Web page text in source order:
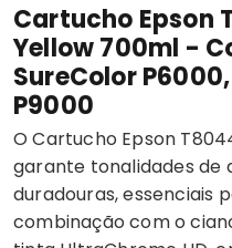
Cartucho Epson
Yellow 700ml -
SureColor
P9000
O Cartucho Epson
garante tonalidades de
duradouras, essenciais
combinação com o